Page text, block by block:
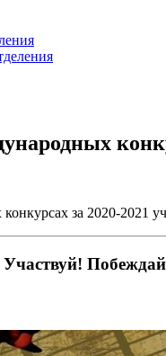
за 2020-2021